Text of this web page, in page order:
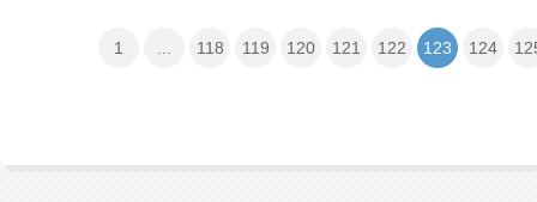
1 ... 118 119 120 121 122 123 124